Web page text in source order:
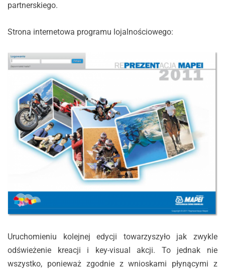
partnerskiego.
Strona internetowa programu lojalnościowego:
Uruchomieniu kolejnej edycji towarzyszyło jak zwykle
odświeżenie kreacji i key-visual akcji. To jednak nie
wszystko, ponieważ zgodnie z wnioskami płynącymi z